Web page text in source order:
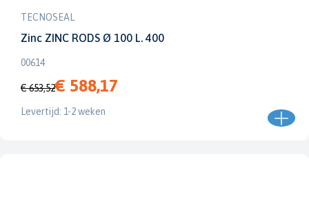
TECNOSEAL
Zinc ZINC RODS Ø 100 L. 400
00614
€ 653,52€ 588,17
Levertijd: 1-2 weken